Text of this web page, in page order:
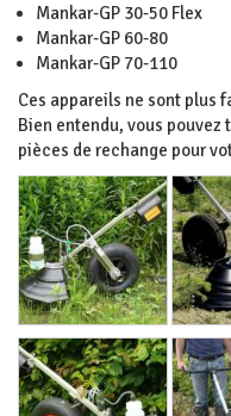
Mankar-GP 30-50 Flex
Mankar-GP 60-80
Mankar-GP 70-110
Ces appareils ne sont plus
Bien entendu, vous
pièces de rechange pour